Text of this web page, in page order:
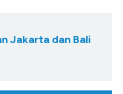
Jakarta dan Bali